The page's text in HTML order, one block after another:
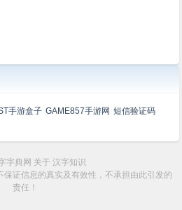
手游盒子 GAME857手游网 短信验证码
字典网 关于 汉字知识
证信息的真实及有效性，不承担由此引发的
责任！